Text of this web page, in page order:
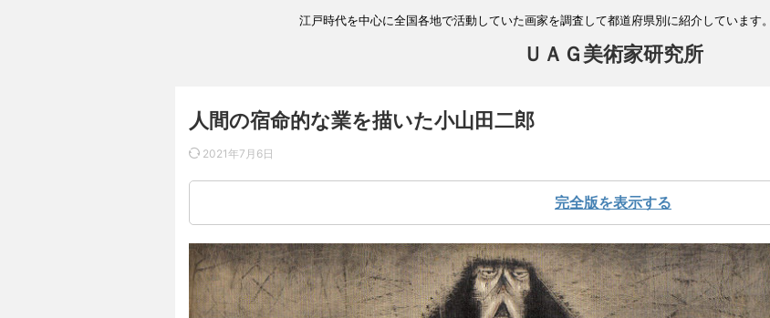
江戸時代を中心に全国各地で活動していた画家を調査して都道府県別に紹介しています
ＵＡＧ美術家研究所
人間の宿命的な業を描いた小山田二郎
2021年7月6日
完全版を表示する